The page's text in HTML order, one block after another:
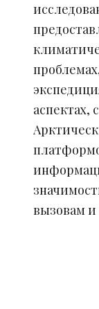
аспектах,
вызовам